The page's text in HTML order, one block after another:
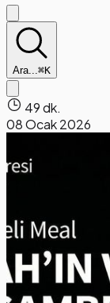
Ara...⌘K
49 dk.
08 Ocak 2026